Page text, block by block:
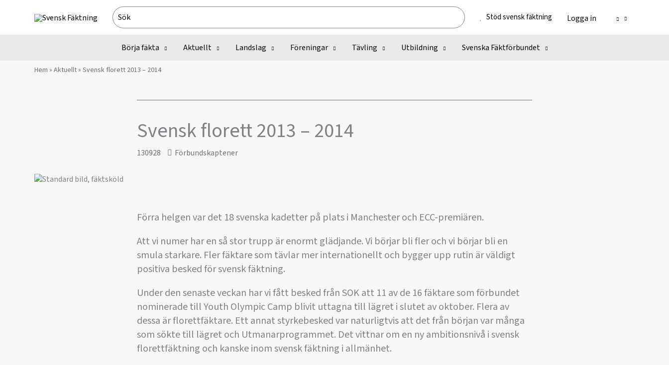
Search
for:
Stöd svensk fäktning Logga in
Börja fäkta Aktuellt Landslag Föreningar Tävling Utbildning Svenska Fäktförbundet
Hem » Aktuellt» Svensk florett 2013 – 2014
Svensk florett 2013 – 2014
130928 Förbundskaptener
Förra helgen var det 18 svenska kadetter på plats i Manchester och ECC-premiären.
Att vi numer har en så stor trupp är enormt glädjande. Vi börjar bli fler och vi börjar bli en
smula starkare. Fler fäktare som tävlar mer internationellt och bygger upp rutin är väldigt
positiva besked för svensk fäktning.
Under den senaste veckan har vi fått besked från SOK att 11 av de 16 fäktare som förbundet
nominerade till Youth Olympic Camp blivit uttagna till lägret i slutet av oktober. Flera av
dessa är florettfäktare. Ett annat styrkebesked var naturligtvis att det från början var många
som sökte till lägret och Utmanarprogrammet. Det vittnar om en ny ambitionsnivå i svensk
florettfäktning och kanske inom svensk fäktning i allmänhet.